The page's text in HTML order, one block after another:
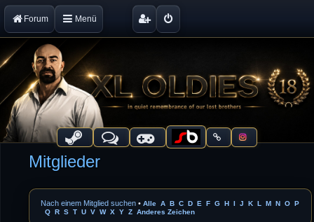
Forum Menü
Mitglieder
Nach einem Mitglied suchen •Alle A B C D E F G H I J K L M N O P
Q R S T U V W X Y Z Anderes Zeichen